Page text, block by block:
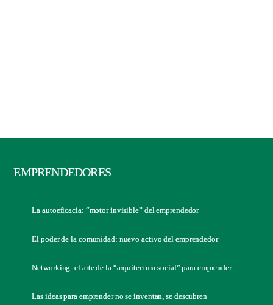
EMPRENDEDORES
La autoeficacia: “motor invisible” del emprendedor
El poder de la comunidad: nuevo activo del emprendedor
Networking: el arte de la “arquitectura social” para emprender
Las ideas para emprender no se inventan, se descubren